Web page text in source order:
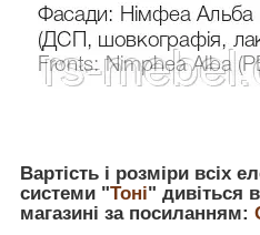
Вартість і розміри всіх
системи "Тоні" дивіться
магазині за посиланням: